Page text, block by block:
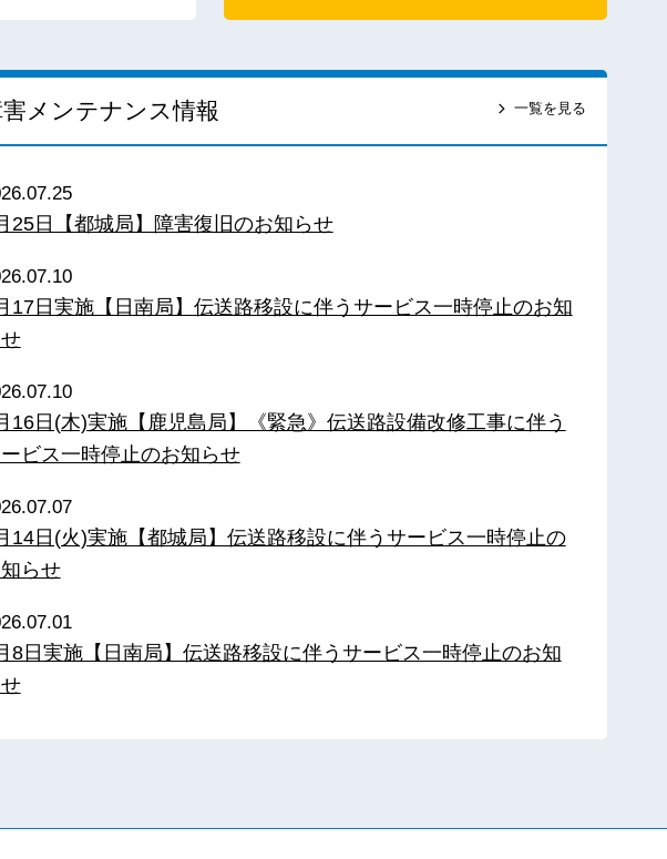
害メンテナンス情報 一覧を見る
25日【都城局】障害復旧のお知らせ
17日実施【日南局】伝送路移設に伴うサービス一時停止のお知
16日(木)実施【鹿児島局】《緊急》伝送路設備改修工事に伴う
ビス一時停止のお知らせ
14日(火)実施【都城局】伝送路移設に伴うサービス一時停止の
らせ
8日実施【日南局】伝送路移設に伴うサービス一時停止のお知